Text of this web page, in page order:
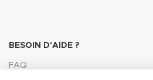
BESOIN D'AIDE ?
FAQ